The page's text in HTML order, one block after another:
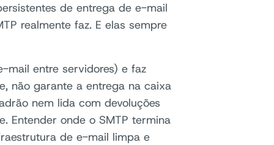
de entrega de e-mail
realmente faz. E elas sempre
mail entre servidores) e faz
não garante a entrega na caixa
nem lida com devoluções
Entender onde o SMTP termina
de e-mail limpa e